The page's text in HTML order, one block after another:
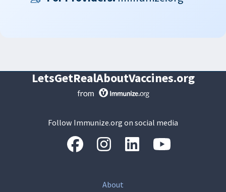
LetsGetRealAboutVaccines.org
Follow Immunize.org on social media
“Facebook“Instagram“LinkedIn
About